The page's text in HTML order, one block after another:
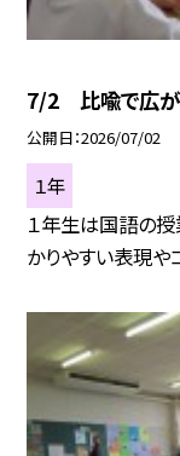
7/2 比喩で広
公開日 2026/07/02
１年
１年生は国語の
かりやすい表現や